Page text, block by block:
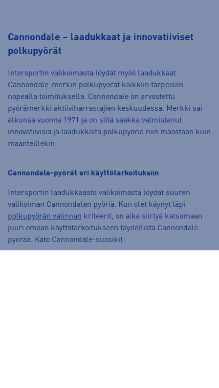
Cannondale – laadukkaat ja innovatiiviset
polkupyörät
Intersportin valikoimasta löydät myös laadukkaat
Cannondale-merkin polkupyörät kaikkiin tarpeisiin
nopealla toimituksella. Cannondale on arvostettu
pyörämerkki aktiiviharrastajien keskuudessa. Merkki sai
alkunsa vuonna 1971 ja on siitä saakka valmistanut
innovatiivisia ja laadukkaita polkupyöriä niin maastoon kuin
maanteillekin.
Cannondale-pyörät eri käyttötarkoituksiin
Intersportin laadukkaasta valikoimasta löydät suuren
valikoiman Cannondalen pyöriä. Kun olet käynyt läpi
polkupyörän valinnan kriteerit, on aika siirtyä katsomaan
juuri omaan käyttötarkoitukseen täydellistä Cannondale-
pyörää. Kato Cannondale-suosikit: